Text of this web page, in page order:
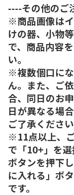
----その他のご
※商品画像は
けの器、小物
で、商品内容
い。
※複数個口に
ん。また、ご
合、同日のお
日が異なる場
ご了承ください
※11点以上、
で「10+」を選
ボタンを押下
に入れる」ボ
です。